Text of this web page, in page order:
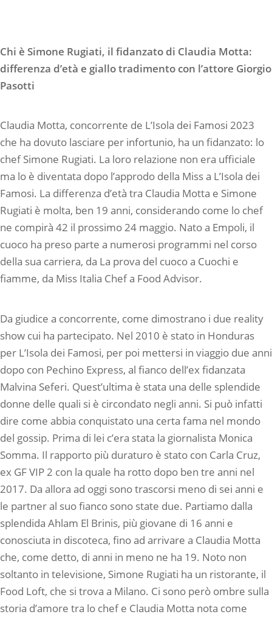
Chi è Simone Rugiati, il fidanzato di Claudia Motta:
differenza d’età e giallo tradimento con l’attore Giorgio
Pasotti
Claudia Motta, concorrente de L’Isola dei Famosi 2023
che ha dovuto lasciare per infortunio, ha un fidanzato: lo
chef Simone Rugiati. La loro relazione non era ufficiale
ma lo è diventata dopo l’approdo della Miss a L’Isola dei
Famosi. La differenza d’età tra Claudia Motta e Simone
Rugiati è molta, ben 19 anni, considerando come lo chef
ne compirà 42 il prossimo 24 maggio. Nato a Empoli, il
cuoco ha preso parte a numerosi programmi nel corso
della sua carriera, da La prova del cuoco a Cuochi e
fiamme, da Miss Italia Chef a Food Advisor.
Da giudice a concorrente, come dimostrano i due reality
show cui ha partecipato. Nel 2010 è stato in Honduras
per L’Isola dei Famosi, per poi mettersi in viaggio due anni
dopo con Pechino Express, al fianco dell’ex fidanzata
Malvina Seferi. Quest’ultima è stata una delle splendide
donne delle quali si è circondato negli anni. Si può infatti
dire come abbia conquistato una certa fama nel mondo
del gossip. Prima di lei c’era stata la giornalista Monica
Somma. Il rapporto più duraturo è stato con Carla Cruz,
ex GF VIP 2 con la quale ha rotto dopo ben tre anni nel
2017. Da allora ad oggi sono trascorsi meno di sei anni e
le partner al suo fianco sono state due. Partiamo dalla
splendida Ahlam El Brinis, più giovane di 16 anni e
conosciuta in discoteca, fino ad arrivare a Claudia Motta
che, come detto, di anni in meno ne ha 19. Noto non
soltanto in televisione, Simone Rugiati ha un ristorante, il
Food Loft, che si trova a Milano. Ci sono però ombre sulla
storia d’amore tra lo chef e Claudia Motta nota come